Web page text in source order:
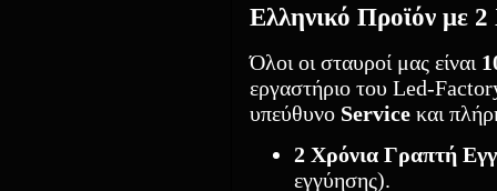
Ελληνικό Προϊόν με
Όλοι οι σταυροί μας είναι
εργαστήριο του Led-
υπεύθυνο Service και
2 Χρόνια Γραπτή
εγγύησης).